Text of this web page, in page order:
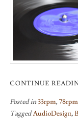
CONTINUE
Posted in33rpm,78rpm
TaggedAudioDesign,